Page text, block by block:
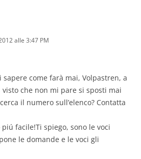
alle 3:47 PM
sapere come farà mai, Volpastren, a
che non mi pare si sposti mai
il numero sull’elenco? Contatta
facile!Ti spiego, sono le voci
le domande e le voci gli